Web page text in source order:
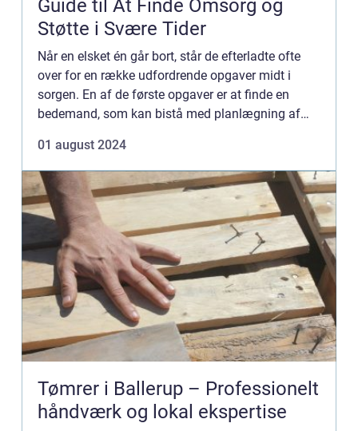
Guide til At Finde Omsorg og
Støtte i Svære Tider
Når en elsket én går bort, står de efterladte ofte
over for en række udfordrende opgaver midt i
sorgen. En af de første opgaver er at finde en
bedemand, som kan bistå med planlægning af
01 august 2024
Tømrer i Ballerup – Professionelt
håndværk og lokal ekspertise